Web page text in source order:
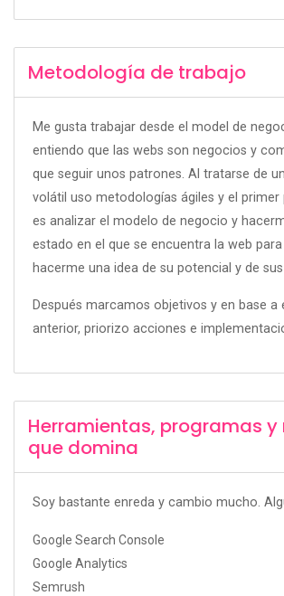
Metodología de trabajo
Me gusta trabajar desde el model de
entiendo que las webs son negocios y
que seguir unos patrones. Al tratarse de
volátil uso metodologías ágiles y el primer
es analizar el modelo de negocio y
estado en el que se encuentra la web
hacerme una idea de su potencial y de
Después marcamos objetivos y en base a
anterior, priorizo acciones e
Herramientas, programas y
que domina
Soy bastante enreda y cambio mucho.
Google Search Console
Google Analytics
Semrush